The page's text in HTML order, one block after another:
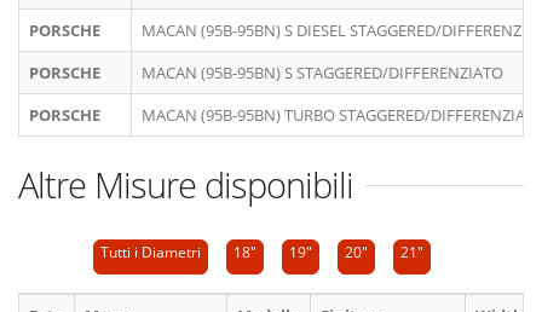
PORSCHE
MACAN (95B-95BN) S DIESEL STAGGERED/
PORSCHE
MACAN (95B-95BN) S STAGGERED/DIFFERENZIATO
PORSCHE
MACAN (95B-95BN) TURBO STAGGERED/
Altre Misure disponibili
Tutti i Diametri 18" 19" 20" 21"